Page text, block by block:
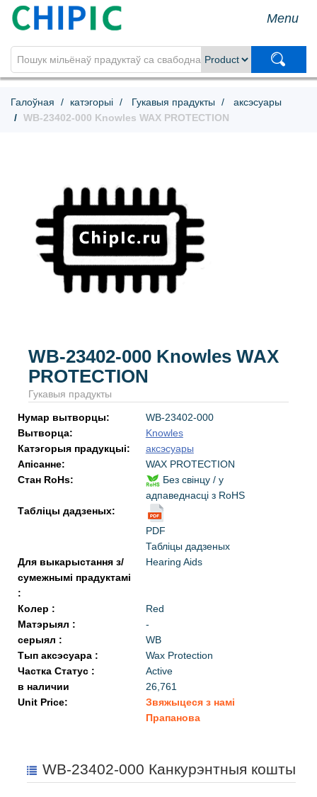
Menu
Галоўная катэгорыі Гукавыя прадукты
аксэсуары
WB-23402-000 Knowles WAX PROTECTION
WB-23402-000 Knowles WAX
PROTECTION
Гукавыя прадукты
Нумар вытворцы:
WB-23402-000
Вытворца:
Knowles
Катэгорыя прадукцыі:
аксэсуары
Апісанне:
WAX PROTECTION
Стан RoHs:
Без свінцу / у
адпаведнасці з RoHS
Табліцы дадзеных:
PDF
Табліцы дадзеных
Для выкарыстання з/
сумежнымі прадуктамі
:
Hearing Aids
Колер :
Red
Матэрыял :
-
серыял :
WB
Тып аксэсуара :
Wax Protection
Частка Статус :
Active
в наличии
26,761
Unit Price:
Звяжыцеся з намі
Прапанова
WB-23402-000 Канкурэнтныя кошты